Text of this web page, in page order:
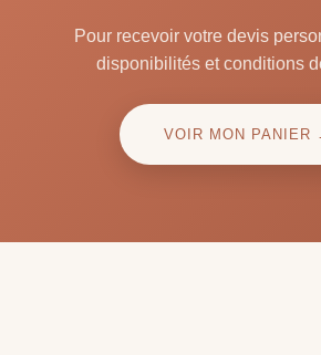
Pour recevoir votre devis
disponibilités et conditions
VOIR MON PANIER